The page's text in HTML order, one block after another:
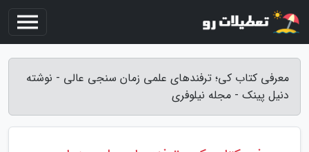
معرفی کتاب کی؛ ترفندهای علمی زمان سنجی عالی - نوشته
دنیل پینک - مجله نیلوفری